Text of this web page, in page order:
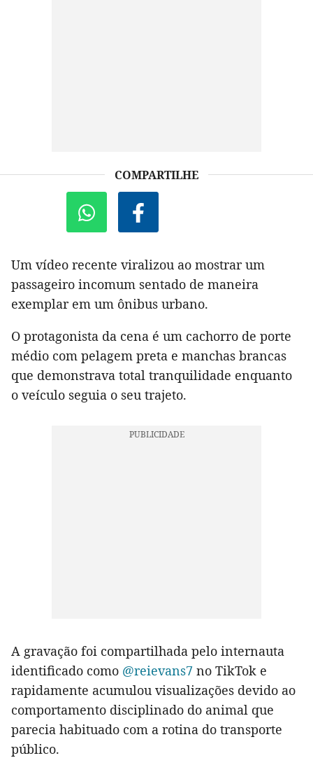
COMPARTILHE
Um vídeo recente viralizou ao mostrar um
passageiro incomum sentado de maneira
exemplar em um ônibus urbano.
O protagonista da cena é um cachorro de porte
médio com pelagem preta e manchas brancas
que demonstrava total tranquilidade enquanto
o veículo seguia o seu trajeto.
A gravação foi compartilhada pelo internauta
identificado como @reievans7 no TikTok e
rapidamente acumulou visualizações devido ao
comportamento disciplinado do animal que
parecia habituado com a rotina do transporte
público.